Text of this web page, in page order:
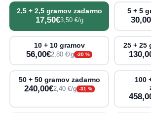
2,5 + 2,5 gramov zadarmo
17,50€3,50 €/g
5 + 5
10 + 10 gramov
56,00€2,80 €/g -20 %
25 + 25
50 + 50 gramov zadarmo
240,00€2,40 €/g -31 %
100